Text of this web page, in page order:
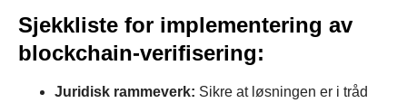
Sjekkliste for implementering av
blockchain-verifisering:
Juridisk rammeverk: Sikre at løsningen er i tråd